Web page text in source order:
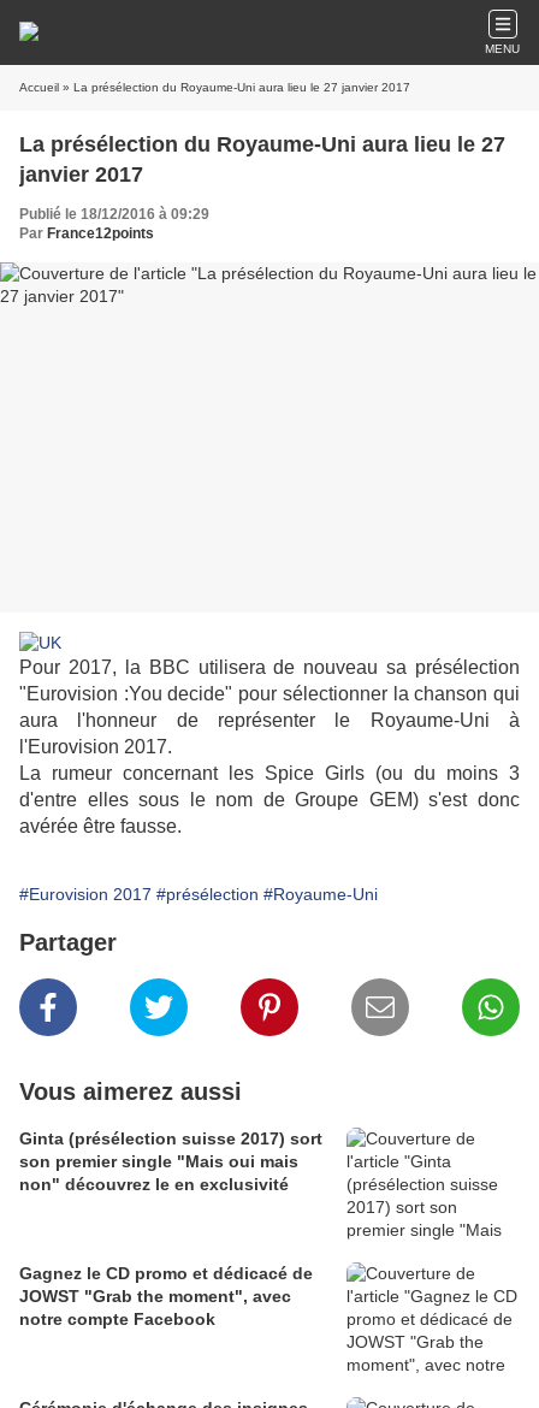
MENU
Accueil » La présélection du Royaume-Uni aura lieu le 27 janvier 2017
La présélection du Royaume-Uni aura lieu le 27
janvier 2017
Publié le 18/12/2016 à 09:29
Par France12points
Pour 2017, la BBC utilisera de nouveau sa présélection
"Eurovision :You decide" pour sélectionner la chanson qui
aura l'honneur de représenter le Royaume-Uni à
l'Eurovision 2017.
La rumeur concernant les Spice Girls (ou du moins 3
d'entre elles sous le nom de Groupe GEM) s'est donc
avérée être fausse.
#Eurovision 2017 #présélection #Royaume-Uni
Partager
Vous aimerez aussi
Ginta (présélection suisse 2017) sort
son premier single "Mais oui mais
non" découvrez le en exclusivité
Gagnez le CD promo et dédicacé de
JOWST "Grab the moment", avec
notre compte Facebook